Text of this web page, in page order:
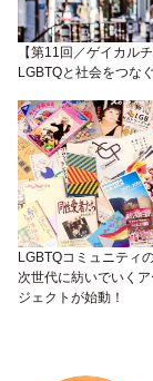
【第11回／ゲイカル
LGBTQと社会をつな
LGBTQコミュニティ
次世代に紡いでいく
ジェクトが始動！